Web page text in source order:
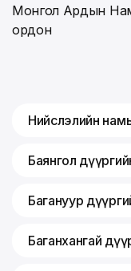
Монгол Ардын
ордон
Нийслэлийн
Баянгол
Багануур
Баганхангай